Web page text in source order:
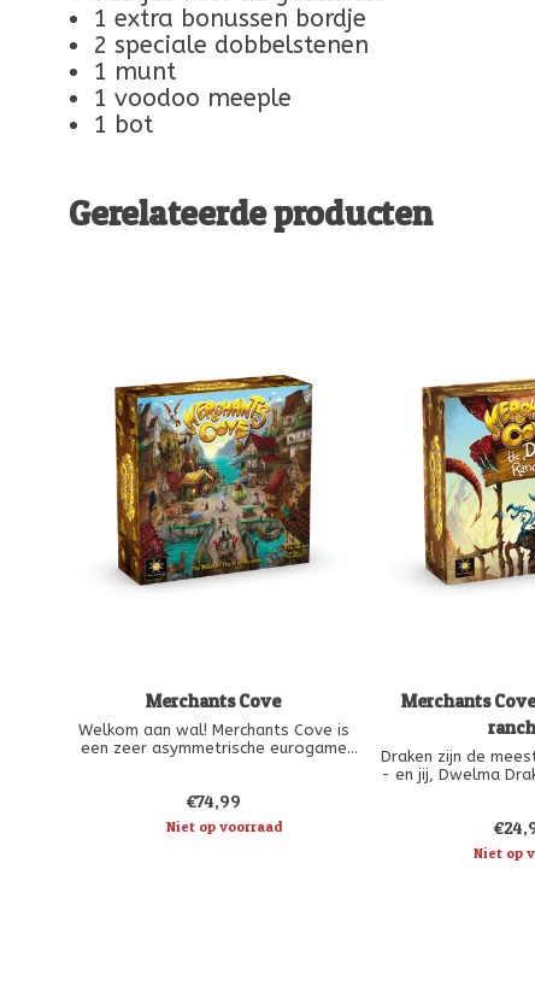
1 extra bonussen bordje
2 speciale dobbelstenen
1 munt
1 voodoo meeple
1 bot
Gerelateerde producten
Merchants Cove
Welkom aan wal! Merchants Cove is
een zeer asymmetrische eurogame
fantasiehandelaar met een unieke
winkel. De kooplieden strijden om hun
goederen te verkopen aan de
€74,99
Niet op voorraad
Merchants
Draken zijn de
- en jij, Dwelma
wordt je
met de meest
5-Realms. Toch is
Niet op